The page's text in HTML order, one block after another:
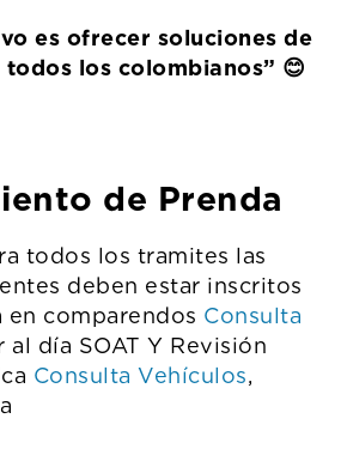
es ofrecer soluciones de
los colombianos” 😊
de Prenda
todos los tramites las
deben estar inscritos
en comparendos Consulta
al día SOAT Y Revisión
Consulta Vehículos,